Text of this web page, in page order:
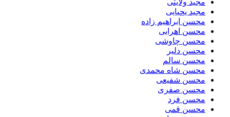
مجید ولایتی
مجید یحیایی
محسن ابراهیم زاده
محسن اهرابی
محسن چاوشی
محسن دلیر
محسن سالم
محسن شاه محمدی
محسن شفیعی
محسن صفری
محسن فرد
محسن قمی